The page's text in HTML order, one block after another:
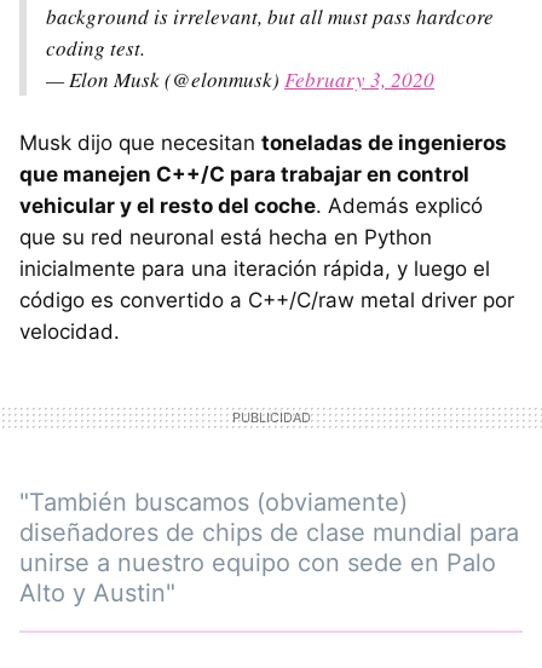
background is irrelevant, but all must pass hardcore
coding test.
— Elon Musk (@elonmusk) February 3, 2020
Musk dijo que necesitan toneladas de ingenieros
que manejen C++/C para trabajar en control
vehicular y el resto del coche. Además explicó
que su red neuronal está hecha en Python
inicialmente para una iteración rápida, y luego el
código es convertido a C++/C/raw metal driver por
velocidad.
"También buscamos (obviamente)
diseñadores de chips de clase mundial para
unirse a nuestro equipo con sede en Palo
Alto y Austin"